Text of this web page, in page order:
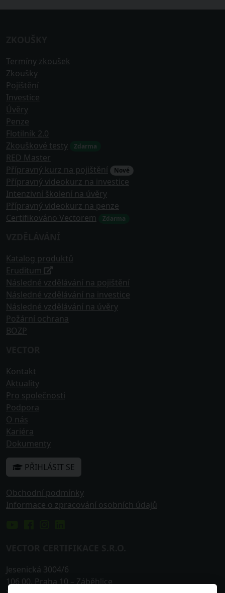
Termíny zkoušek
Zkoušky
Pojištění
Investice
Úvěry
Penze
Flotilník 2.0
Zkouškové testy
Zdarma
RED Master
Přípravný kurz na pojištění
Nové
Přípravný videokurz na investice
Intenzivní školení na úvěry
Přípravný videokurz na penze
Certifikováno Vectorem
Zdarma
Katalog produktů
Eruditum
Následné vzdělávání na pojištění
Následné vzdělávání na investice
Následné vzdělávání na úvěry
Požární ochrana
BOZP
Kontakt
Aktuality
Pro společnosti
Podpora
O nás
Kariéra
Dokumenty
PŘIHLÁSIT SE
Obchodní podmínky
Informace o zpracování osobních údajů
Jesenická 3004/6
106 00,Praha 10– Záběhlice